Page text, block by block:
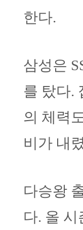
한다.
삼성은
를 탔다.
의 체력
비가 내
다승왕
다. 올 시